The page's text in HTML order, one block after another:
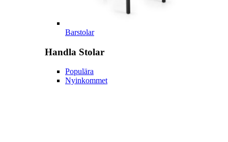
Barstolar
Handla Stolar
Populära
Nyinkommet